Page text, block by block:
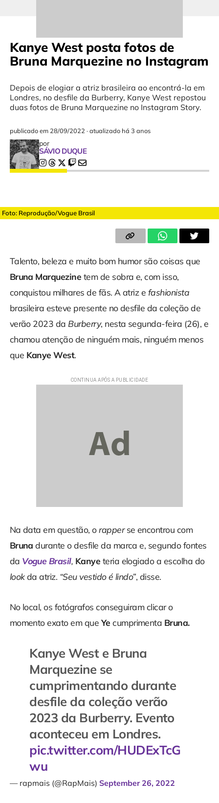
Kanye West posta fotos de
Bruna Marquezine no Instagram
Depois de elogiar a atriz brasileira ao encontrá-la em
Londres, no desfile da Burberry, Kanye West repostou
duas fotos de Bruna Marquezine no Instagram Story.
publicado em 28/09/2022 ·atualizado há 3 anos
por
SÁVIO DUQUE
Foto: Reprodução/Vogue Brasil
Talento, beleza e muito bom humor são coisas que
Bruna Marquezine tem de sobra e, com isso,
conquistou milhares de fãs. A atriz e fashionista
brasileira esteve presente no desfile da coleção de
verão 2023 da Burberry, nesta segunda-feira (26), e
chamou atenção de ninguém mais, ninguém menos
que Kanye West.
Na data em questão, orapperse encontrou com
Bruna durante o desfile da marca e, segundo fontes
da Vogue Brasil, Kanye teria elogiado a escolha do
lookda atriz. “Seu vestido é lindo”, disse.
No local, os fotógrafos conseguiram clicar o
momento exato em queYe cumprimenta Bruna.
Kanye West e Bruna
Marquezine se
cumprimentando durante
desfile da coleção verão
2023 da Burberry. Evento
aconteceu em Londres.
pic.twitter.com/HUDExTcG
wu
— rapmais (@RapMais) September 26, 2022